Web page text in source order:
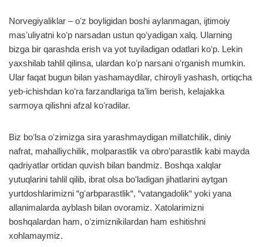
Norvegiyaliklar – oʻz boyligidan boshi aylanmagan, ijtimoiy
masʼuliyatni koʻp narsadan ustun qoʻyadigan xalq. Ularning
bizga bir qarashda erish va yot tuyiladigan odatlari koʻp. Lekin
yaxshilab tahlil qilinsa, ulardan koʻp narsani oʻrganish mumkin.
Ular faqat bugun bilan yashamaydilar, chiroyli yashash, ortiqcha
yeb-ichishdan koʻra farzandlariga taʼlim berish, kelajakka
sarmoya qilishni afzal koʻradilar.
Biz boʻlsa oʻzimizga sira yarashmaydigan millatchilik, diniy
nafrat, mahalliychilik, molparastlik va obroʻparastlik kabi mayda
qadriyatlar ortidan quvish bilan bandmiz. Boshqa xalqlar
yutuqlarini tahlil qilib, ibrat olsa boʻladigan jihatlarini aytgan
yurtdoshlarimizni “gʻarbparastlik“, “vatangadolik“ yoki yana
allanimalarda ayblash bilan ovoramiz. Xatolarimizni
boshqalardan ham, oʻzimiznikilardan ham eshitishni
xohlamaymiz.